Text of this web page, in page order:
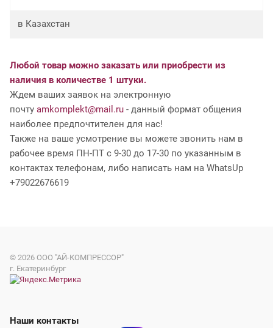
в Казахстан
Любой товар можно заказать или приобрести из
наличия в количестве 1 штуки.
Ждем ваших заявок на электронную
почту amkomplekt@mail.ru - данный формат общения
наиболее предпочтителен для нас!
Также на ваше усмотрение вы можете звонить нам в
рабочее время ПН-ПТ с 9-30 до 17-30 по указанным в
контактах телефонам, либо написать нам на WhatsUp
+79022676619
© 2026 ООО "АЙ-КОМПРЕССОР"
г. Екатеринбург
Наши контакты